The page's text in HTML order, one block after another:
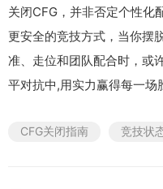
关闭CFG，并非否定个性化
更安全的竞技方式，当你摆
准、走位和团队配合时，
平对抗中,用实力赢得每一场
CFG关闭指南 竞技状